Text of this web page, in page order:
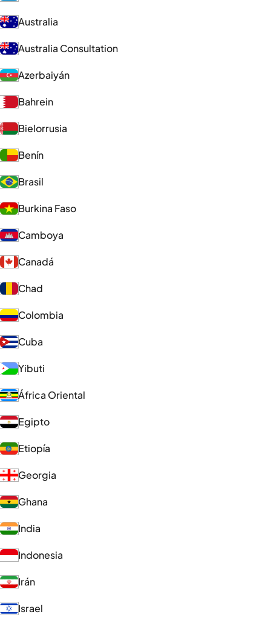
Australia
Australia Consultation
Azerbaiyán
Bahrein
Bielorrusia
Benín
Brasil
Burkina Faso
Camboya
Canadá
Chad
Colombia
Cuba
Yibuti
África Oriental
Egipto
Etiopía
Georgia
Ghana
India
Indonesia
Irán
Israel